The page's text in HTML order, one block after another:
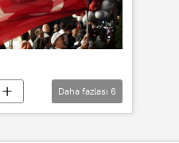
Daha fazlası 6